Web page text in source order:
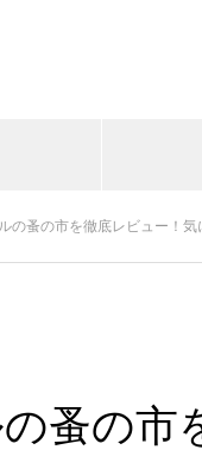
の蚤の市を徹底レビュー！
蚤の市